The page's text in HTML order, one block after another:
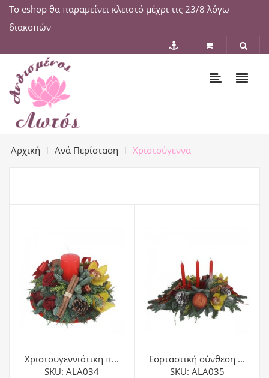
Το eshop θα παραμείνει κλειστό μέχρι τις 23/8 λόγω
διακοπών
Αρχική Ανά Περίσταση Χριστούγεννα
Χριστουγεννιάτικη π...
SKU: ALA034
Εορταστική σύνθεση ...
SKU: ALA035